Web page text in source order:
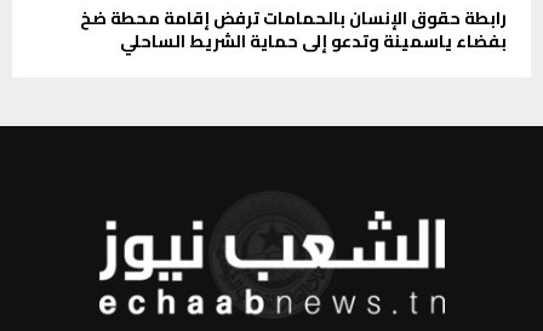
رابطة حقوق الإنسان بالحمامات ترفض إقامة محطة ضخ
بفضاء ياسمينة وتدعو إلى حماية الشريط الساحلي